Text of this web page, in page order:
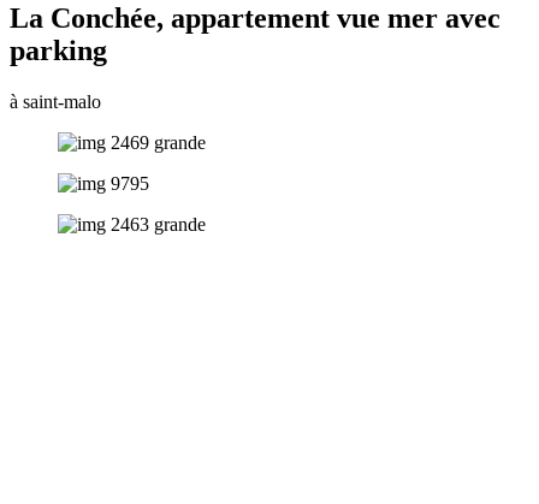
La Conchée, appartement vue mer avec
parking
à saint-malo